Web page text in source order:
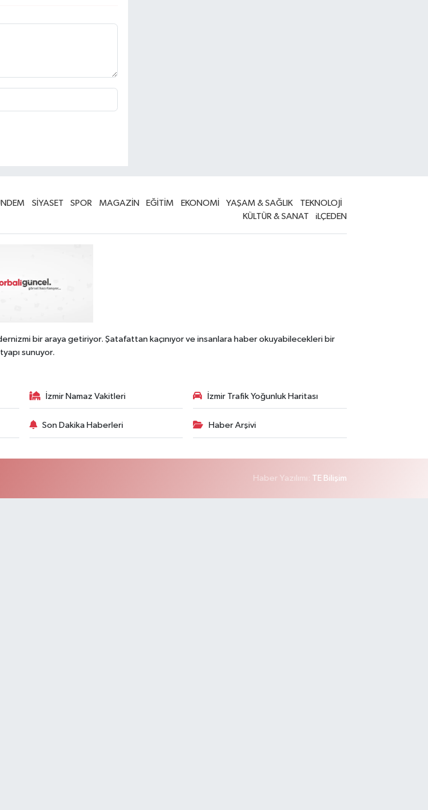
SİYASET SPOR MAGAZİN EĞİTİM EKONOMİ YAŞAM & SAĞLIK
TEKNOLOJİ
KÜLTÜR & SANAT
iLÇEDEN
bir araya getiriyor. Şatafattan kaçınıyor ve insanlara haber okuyabilecekleri bir
sunuyor.
İzmir Namaz Vakitleri İzmir Trafik Yoğunluk Haritası
Son Dakika Haberleri Haber Arşivi
Haber Yazılımı: TE Bilişim